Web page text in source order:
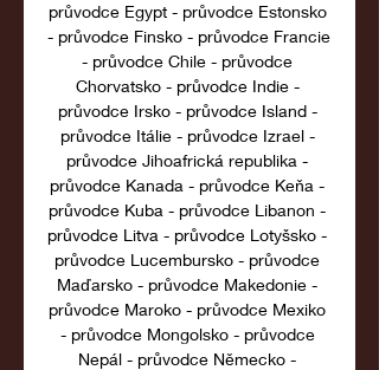
průvodce Egypt - průvodce Estonsko
- průvodce Finsko - průvodce Francie
- průvodce Chile - průvodce
Chorvatsko - průvodce Indie -
průvodce Irsko - průvodce Island -
průvodce Itálie - průvodce Izrael -
průvodce Jihoafrická republika -
průvodce Kanada - průvodce Keňa -
průvodce Kuba - průvodce Libanon -
průvodce Litva - průvodce Lotyšsko -
průvodce Lucembursko - průvodce
Maďarsko - průvodce Makedonie -
průvodce Maroko - průvodce Mexiko
- průvodce Mongolsko - průvodce
Nepál - průvodce Německo -